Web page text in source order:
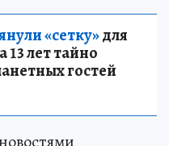
«сетку»для
лет тайно
гостей